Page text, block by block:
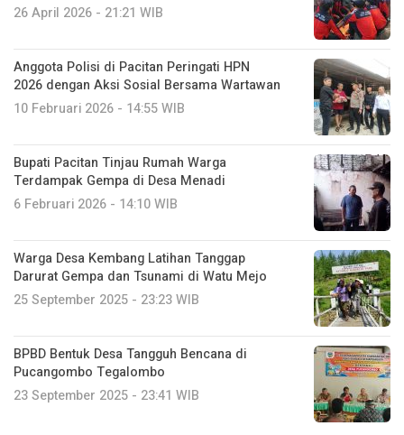
26 April 2026 - 21:21 WIB
Anggota Polisi di Pacitan Peringati HPN
2026 dengan Aksi Sosial Bersama Wartawan
10 Februari 2026 - 14:55 WIB
Bupati Pacitan Tinjau Rumah Warga
Terdampak Gempa di Desa Menadi
6 Februari 2026 - 14:10 WIB
Warga Desa Kembang Latihan Tanggap
Darurat Gempa dan Tsunami di Watu Mejo
25 September 2025 - 23:23 WIB
BPBD Bentuk Desa Tangguh Bencana di
Pucangombo Tegalombo
23 September 2025 - 23:41 WIB